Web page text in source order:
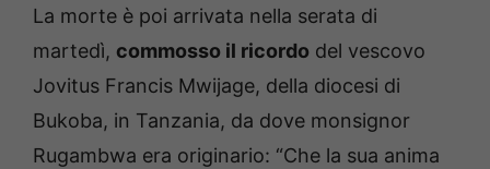
La morte è poi arrivata nella serata di
martedì, commosso il ricordo del vescovo
Jovitus Francis Mwijage, della diocesi di
Bukoba, in Tanzania, da dove monsignor
Rugambwa era originario: “Che la sua anima